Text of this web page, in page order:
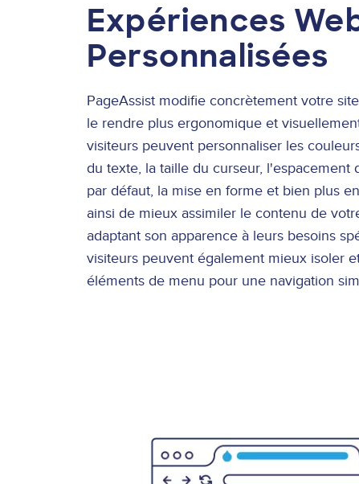
Expériences
Personnalisées
PageAssist modifie concrètement votre
le rendre plus ergonomique et
visiteurs peuvent personnaliser les
du texte, la taille du curseur, l'espacement
par défaut, la mise en forme et bien plus
ainsi de mieux assimiler le contenu de
adaptant son apparence à leurs besoins
visiteurs peuvent également mieux isoler
éléments de menu pour une navigation